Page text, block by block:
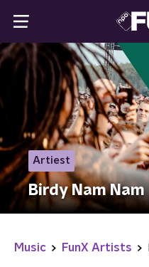
Artiest
Birdy Nam Nam
Music FunX Artists